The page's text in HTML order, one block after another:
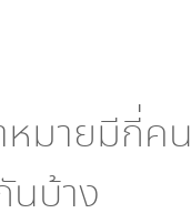
หมายมีกี่คน
นบ้าง